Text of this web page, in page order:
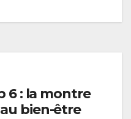
6 : la montre
bien-être